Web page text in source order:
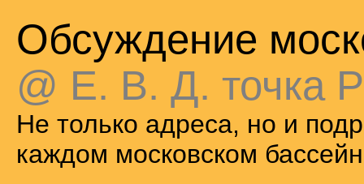
Обсуждение
@ Е. В. Д. точка
Не только адреса, но и
каждом московском